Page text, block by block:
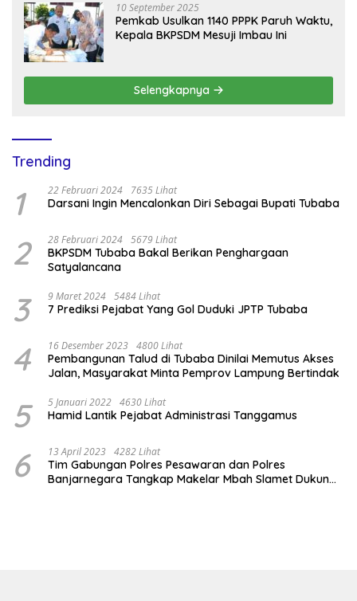
10 September 2025
Pemkab Usulkan 1140 PPPK Paruh Waktu,
Kepala BKPSDM Mesuji Imbau Ini
Selengkapnya
Trending
1 22 Februari 2024 7635 Lihat
Darsani Ingin Mencalonkan Diri Sebagai Bupati Tubaba
2 28 Februari 2024 5679 Lihat
BKPSDM Tubaba Bakal Berikan Penghargaan
Satyalancana
3 9 Maret 2024 5484 Lihat
7 Prediksi Pejabat Yang Gol Duduki JPTP Tubaba
4 16 Desember 2023 4800 Lihat
Pembangunan Talud di Tubaba Dinilai Memutus Akses
Jalan, Masyarakat Minta Pemprov Lampung Bertindak
5 5 Januari 2022 4630 Lihat
Hamid Lantik Pejabat Administrasi Tanggamus
6 13 April 2023 4282 Lihat
Tim Gabungan Polres Pesawaran dan Polres
Banjarnegara Tangkap Makelar Mbah Slamet Dukun